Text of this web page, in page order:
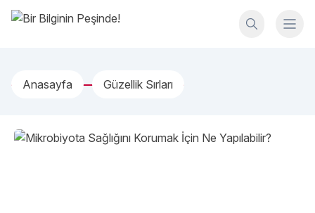
İçeriğe geç
Bir Bilginin Peşinde!
Anasayfa Güzellik Sırları